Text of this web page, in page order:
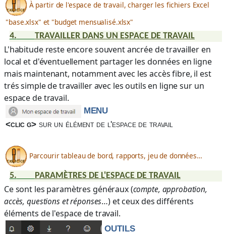
À partir de l'espace de travail, charger les fichiers Excel
"base.xlsx" et "budget mensualisé.xlsx"
4. TRAVAILLER DANS UN ESPACE DE TRAVAIL
L'habitude reste encore souvent ancrée de travailler en
local et d'éventuellement partager les données en ligne
mais maintenant, notamment avec les accès fibre, il est
trés simple de travailler avec les outils en ligne sur un
espace de travail.
MENU
<clic g> sur un élément de l'espace de travail
Parcourir tableau de bord, rapports, jeu de données…
5. PARAMÈTRES DE L'ESPACE DE TRAVAIL
Ce sont les paramètres généraux (compte, approbation,
accès, questions et réponses…) et ceux des différents
éléments de l'espace de travail.
OUTILS